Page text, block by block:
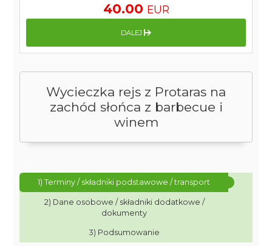
Wycieczka rejs z Protaras na
zachód słońca z barbecue i
winem
1) Terminy / składniki podstawowe / transport
2) Dane osobowe / składniki dodatkowe /
dokumenty
3) Podsumowanie
40.00 EUR
DALEJ